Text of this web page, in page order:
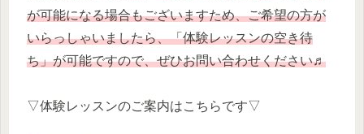
が可能になる場合もございますため、ご希望の方が
いらっしゃいましたら、「体験レッスンの空き待
ち」が可能ですので、ぜひお問い合わせください♬
▽体験レッスンのご案内はこちらです▽